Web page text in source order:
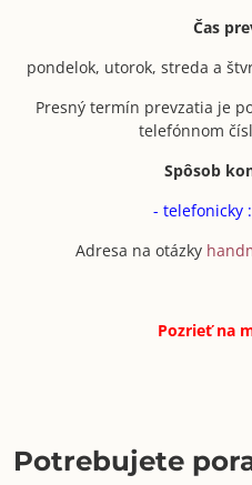
Čas
pondelok, utorok, streda a
Presný termín prevzatia je
telefónnom
Spôsob
- telefonicky :
Adresa na otázky
Pozrieť na
Potrebujete